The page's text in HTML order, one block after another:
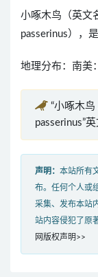
小啄木鸟（英文
passerinus），
地理分布：南美
“小啄木
passerinus”
声明： 本站所有
布。任何个人或
采集、发布本站
站内容侵犯了原
网版权声明>>